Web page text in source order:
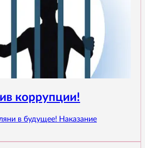
коррупции!
в будущее! Наказание